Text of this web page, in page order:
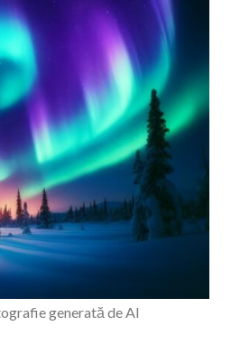
generată de AI